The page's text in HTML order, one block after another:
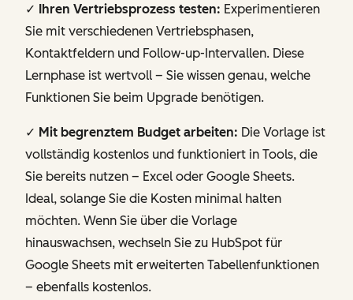
✓ Ihren Vertriebsprozess testen: Experimentieren
Sie mit verschiedenen Vertriebsphasen,
Kontaktfeldern und Follow-up-Intervallen. Diese
Lernphase ist wertvoll – Sie wissen genau, welche
Funktionen Sie beim Upgrade benötigen.
✓ Mit begrenztem Budget arbeiten: Die Vorlage ist
vollständig kostenlos und funktioniert in Tools, die
Sie bereits nutzen – Excel oder Google Sheets.
Ideal, solange Sie die Kosten minimal halten
möchten. Wenn Sie über die Vorlage
hinauswachsen, wechseln Sie zu HubSpot für
Google Sheets mit erweiterten Tabellenfunktionen
– ebenfalls kostenlos.